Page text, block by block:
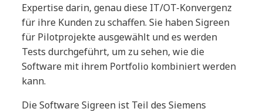
Expertise darin, genau diese IT/OT-Konvergenz
für ihre Kunden zu schaffen. Sie haben Sigreen
für Pilotprojekte ausgewählt und es werden
Tests durchgeführt, um zu sehen, wie die
Software mit ihrem Portfolio kombiniert werden
kann.
Die Software Sigreen ist Teil des Siemens